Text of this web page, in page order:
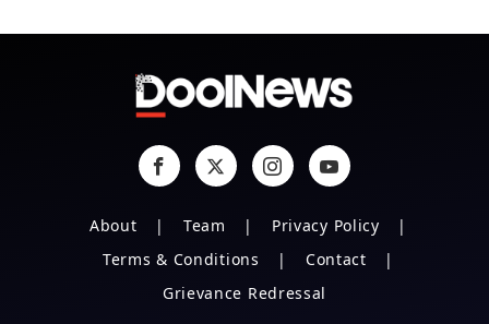
About Team
Privacy Policy
Terms & Conditions
Contact
Grievance Redressal